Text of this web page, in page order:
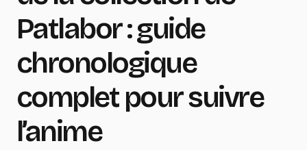
Patlabor : guide
chronologique
complet pour suivre
l’anime